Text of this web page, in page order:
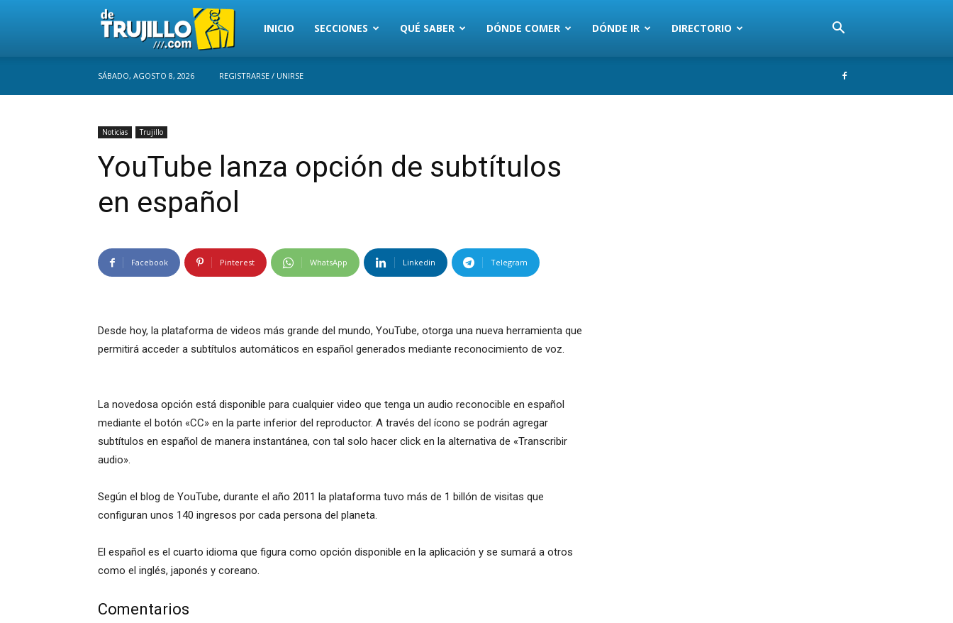
Trujillo
INICIO SECCIONES QUÉ SABER DÓNDE COMER DÓNDE IR DIRECTORIO
SÁBADO, AGOSTO 8, 2026 REGISTRARSE / UNIRSE
Noticias Trujillo
YouTube lanza opción de subtítulos
en español
Facebook Pinterest WhatsApp Linkedin Telegram
Desde hoy, la plataforma de videos más grande del mundo, YouTube, otorga una nueva herramienta que
permitirá acceder a subtítulos automáticos en español generados mediante reconocimiento de voz.
La novedosa opción está disponible para cualquier video que tenga un audio reconocible en español
mediante el botón «CC» en la parte inferior del reproductor. A través del ícono se podrán agregar
subtítulos en español de manera instantánea, con tal solo hacer click en la alternativa de «Transcribir
audio».
Según el blog de YouTube, durante el año 2011 la plataforma tuvo más de 1 billón de visitas que
configuran unos 140 ingresos por cada persona del planeta.
El español es el cuarto idioma que figura como opción disponible en la aplicación y se sumará a otros
como el inglés, japonés y coreano.
Comentarios